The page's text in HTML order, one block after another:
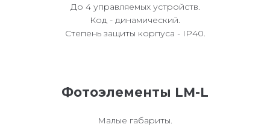
До 4 управляемых устройств.
Код - динамический.
Степень защиты корпуса - IP40.
Фотоэлементы LM-L
Малые габариты.